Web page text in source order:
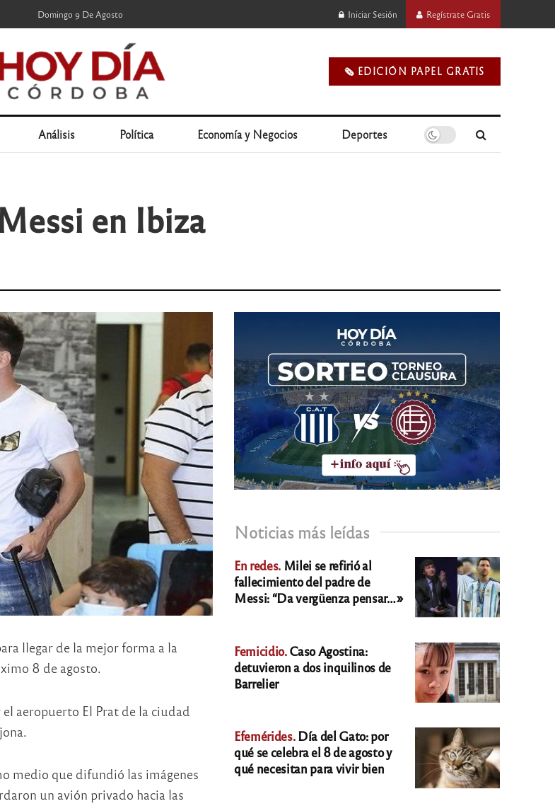
Domingo 9 De Agosto Iniciar Sesión Regístrate Gratis
🗞️ EDICIÓN PAPEL GRATIS
Análisis Política Economía y Negocios Deportes
en Ibiza
llegar de la mejor forma a la
8 de agosto.
aeropuerto El Prat de la ciudad
medio que difundió las imágenes
un avión privado hacia las
Noticias más leídas
En redes. Milei se refirió al
fallecimiento del padre de
Messi: “Da vergüenza pensar…»
Femicidio.Caso Agostina:
detuvieron a dos inquilinos de
Barrelier
Efemérides.Día del Gato: por
qué se celebra el 8 de agosto y
qué necesitan para vivir bien